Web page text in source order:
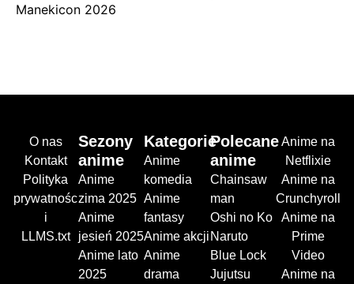
Manekicon 2026
O nas
Kontakt
Polityka
prywatnośc
i
LLMS.txt
Sezony
anime
Anime
zima 2025
Anime
jesień 2025
Anime lato
2025
Kategorie
Anime
komedia
Anime
fantasy
Anime akcji
Anime
drama
Polecane
anime
Chainsaw
man
Oshi no Ko
Naruto
Blue Lock
Jujutsu
Anime na
Netflixie
Anime na
Crunchyroll
Anime na
Prime
Video
Anime na